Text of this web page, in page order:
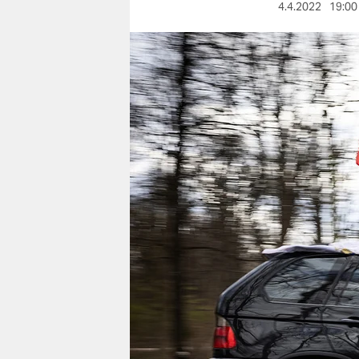
nord
wahrheit
verlag
verlag
veranstaltungen
shop
fragen & hilfe
unterstützen
genossenschaft
4.4.2022